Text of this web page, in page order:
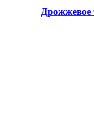
Дрожжевое